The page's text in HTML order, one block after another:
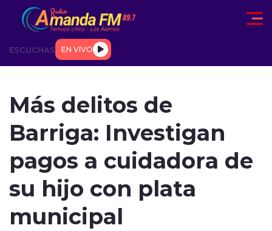
Click acá para ir directamente al contenido
ESCUCHAS EN VIVO
DEPORTES
modo claro
Más delitos de
Barriga: Investigan
pagos a cuidadora de
su hijo con plata
municipal